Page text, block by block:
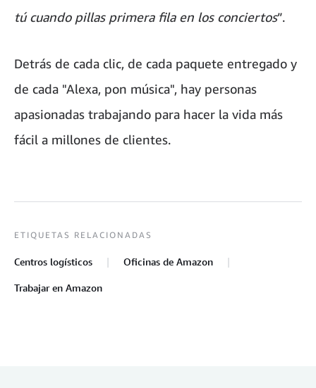
tú cuando pillas primera fila en los conciertos”.
Detrás de cada clic, de cada paquete entregado y
de cada "Alexa, pon música", hay personas
apasionadas trabajando para hacer la vida más
fácil a millones de clientes.
ETIQUETAS RELACIONADAS
Centros logísticos Oficinas de Amazon
Trabajar en Amazon